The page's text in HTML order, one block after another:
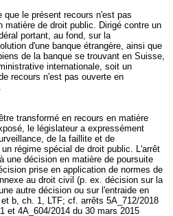
que le présent recours n'est pas
matière de droit public. Dirigé contre un
portant, au fond, sur la
d'une banque étrangère, ainsi que
de la banque se trouvant en Suisse,
internationale, soit un
recours n'est pas ouverte en
transformé en recours en matière
le législateur a expressément
de la faillite et de
régime spécial de droit public. L'arrêt
une décision en matière de poursuite
prise en application de normes de
au droit civil (p. ex. décision sur la
autre décision ou sur l'entraide en
b, ch. 1, LTF; cf. arrêts 5A_712/2018
et 4A_604/2014 du 30 mars 2015